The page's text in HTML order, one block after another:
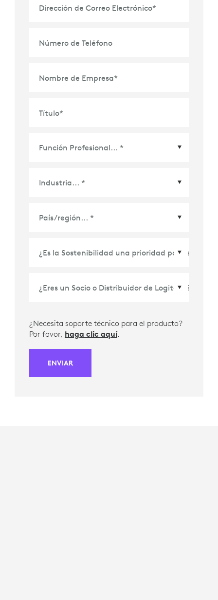
Dirección de Correo Electrónico*
Número de Teléfono
Nombre de Empresa*
Título*
¿Necesita soporte técnico para el producto?
Por favor, haga clic aquí.
ENVIAR